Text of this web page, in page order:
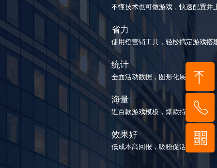
不懂技术也可做游戏，快速配置并
省力
使用橙营销工具，轻松搞定游戏搭
统计
全面活动数据，图形化展示
海量
近百款游戏模板，爆款持续更新
效果好
低成本高回报，吸粉促活效果显著
到顶部
55-8952-5